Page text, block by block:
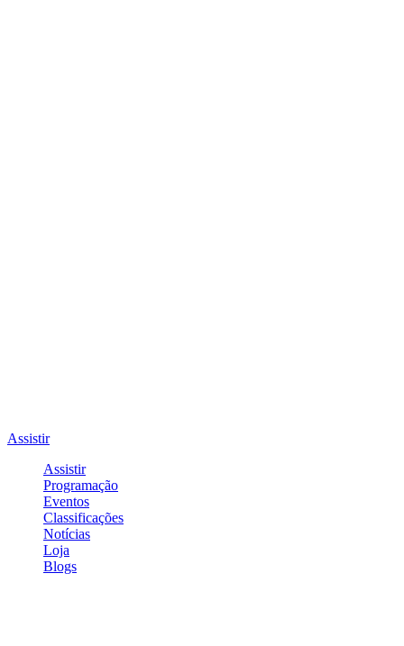
Assistir
Assistir
Programação
Eventos
Classificações
Notícias
Loja
Blogs